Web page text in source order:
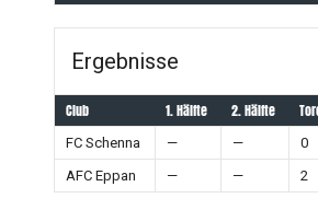
Ergebnisse
Club 1. Hälfte 2. Hälfte
FC Schenna — — 0
AFC Eppan
— — 2